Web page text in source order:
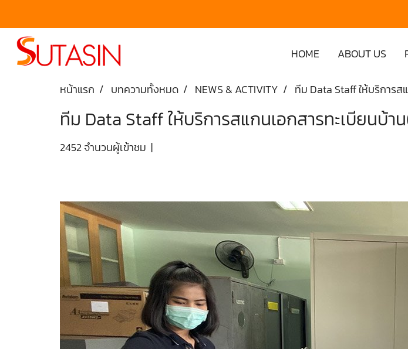
HOME ABOUT US
หน้าแรก บทความทั้งหมด NEWS & ACTIVITY ทีม Data Staff ให้บริการส
ทีม Data Staff ให้บริการสแกนเอกสารทะเบียนบ้า
2452 จำนวนผู้เข้าชม |